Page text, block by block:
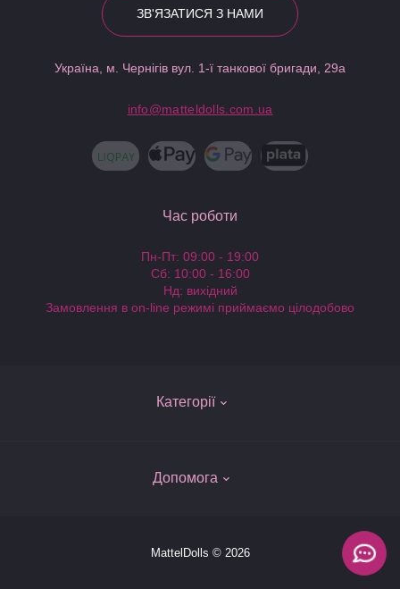
ЗВ'ЯЗАТИСЯ З НАМИ
Україна, м. Чернігів вул. 1-ї танкової бригади, 29а
info@matteldolls.com.ua
Категорії
Допомога
Час роботи
Пн-Пт: 09:00 - 19:00
Сб: 10:00 - 16:00
Нд: вихідний
Замовлення в on-line режимі приймаємо цілодобово
MattelDolls © 2026